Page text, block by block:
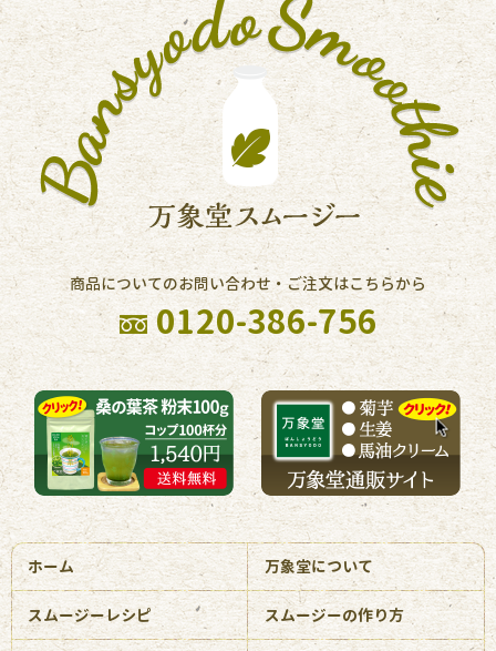
商品についてのお問い合わせ・ご注文はこちらから
0120-386-756
ホーム 万象堂について
スムージーレシピ スムージーの作り方